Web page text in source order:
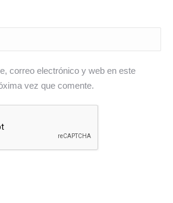
correo electrónico y web en este
vez que comente.